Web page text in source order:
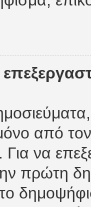
από
Για να
πρώτη